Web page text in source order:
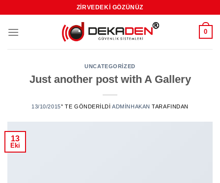
content
ZIRVEDEKI GÖZÜNÜZ
0
UNCATEGORIZED
Just another post with A Gallery
13/10/2015’' TE GÖNDERILDI ADMINHAKAN TARAFINDAN
13
Eki